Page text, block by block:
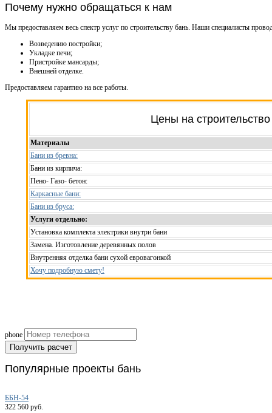
Почему нужно обращаться к нам
Мы предоставляем весь спектр услуг по строительству бань. Наши специалисты
Возведению постройки;
Укладке печи;
Пристройке мансарды;
Внешней отделке.
Предоставляем гарантию на все работы.
Цены на
Материалы
Бани из бревна:
Бани из кирпича:
Пено- Газо- бетон:
Каркасные бани:
Бани из бруса:
Услуги отдельно:
Установка комплекта электрики внутри бани
Замена. Изготовление деревянных полов
Внутренняя отделка бани сухой евровагонкой
Хочу подробную смету!
phone
Получить расчет
Популярные проекты бань
ББН-54
322 560 руб.